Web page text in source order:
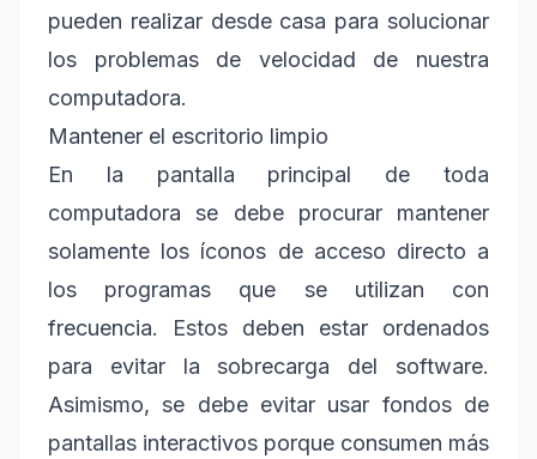
pueden realizar desde casa para solucionar
los problemas de velocidad de nuestra
computadora.
Mantener el escritorio limpio
En la pantalla principal de toda
computadora se debe procurar mantener
solamente los íconos de acceso directo a
los programas que se utilizan con
frecuencia. Estos deben estar ordenados
para evitar la sobrecarga del software.
Asimismo, se debe evitar usar fondos de
pantallas interactivos porque consumen más